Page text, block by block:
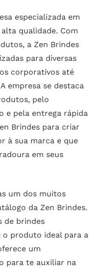
especializada em
qualidade. Com
a Zen Brindes
para diversas
corporativos até
empresa se destaca
pelo
e pela entrega rápida
Brindes para criar
à sua marca e que
em seus
um dos muitos
da Zen Brindes.
de brindes
o produto ideal para a
um
para te auxiliar na